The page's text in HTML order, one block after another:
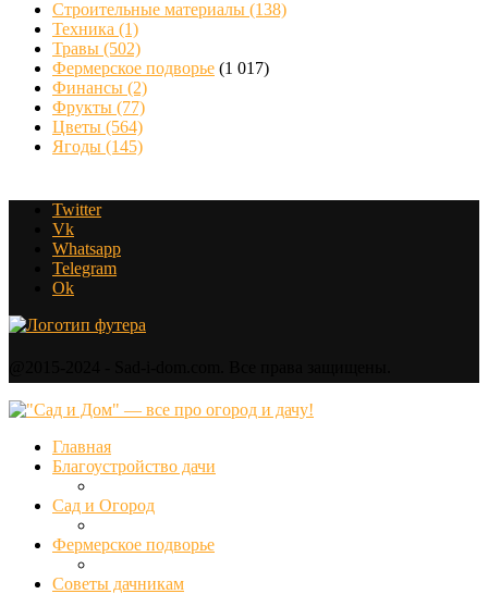
Строительные материалы (138)
Техника (1)
Травы (502)
Фермерское подворье (1 017)
Финансы (2)
Фрукты (77)
Цветы (564)
Ягоды (145)
Twitter
Vk
Whatsapp
Telegram
Ok
Главная
Благоустройство дачи
Сад и Огород
Фермерское подворье
Советы дачникам